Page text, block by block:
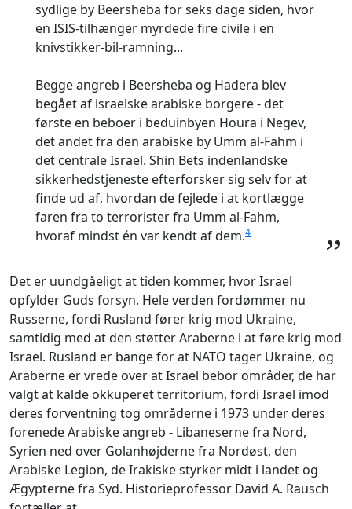
sydlige by Beersheba for seks dage siden, hvor
en ISIS-tilhænger myrdede fire civile i en
knivstikker-bil-ramning...
Begge angreb i Beersheba og Hadera blev
begået af israelske arabiske borgere - det
første en beboer i beduinbyen Houra i Negev,
det andet fra den arabiske by Umm al-Fahm i
det centrale Israel. Shin Bets indenlandske
sikkerhedstjeneste efterforsker sig selv for at
finde ud af, hvordan de fejlede i at kortlægge
faren fra to terrorister fra Umm al-Fahm,
hvoraf mindst én var kendt af dem.4 ”
Det er uundgåeligt at tiden kommer, hvor Israel
opfylder Guds forsyn. Hele verden fordømmer nu
Russerne, fordi Rusland fører krig mod Ukraine,
samtidig med at den støtter Araberne i at føre krig mod
Israel. Rusland er bange for at NATO tager Ukraine, og
Araberne er vrede over at Israel bebor områder, de har
valgt at kalde okkuperet territorium, fordi Israel imod
deres forventning tog områderne i 1973 under deres
forenede Arabiske angreb - Libaneserne fra Nord,
Syrien ned over Golanhøjderne fra Nordøst, den
Arabiske Legion, de Irakiske styrker midt i landet og
Ægypterne fra Syd. Historieprofessor David A. Rausch